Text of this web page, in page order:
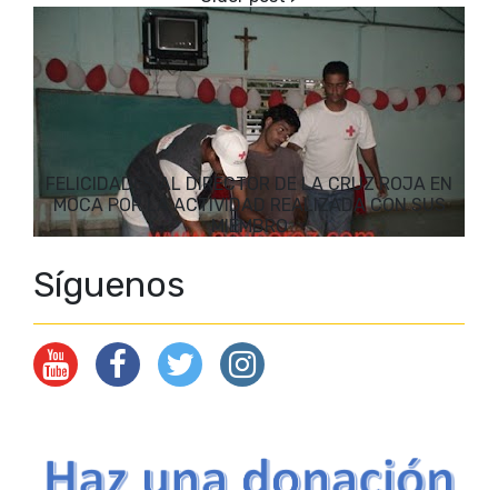
FELICIDADES AL DIRECTOR DE LA CRUZ ROJA EN
MOCA POR LA ACTIVIDAD REALIZADA CON SUS
MIEMBRO
Síguenos